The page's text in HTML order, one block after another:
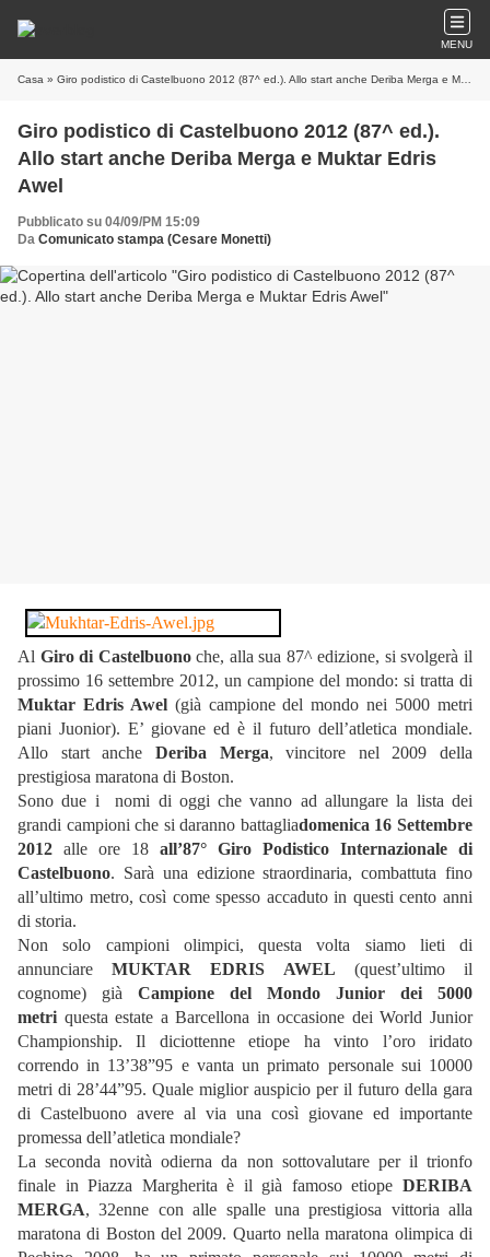
MENU
Casa » Giro podistico di Castelbuono 2012 (87^ ed.). Allo start anche Deriba Merga e Muktar Edris Awel
Giro podistico di Castelbuono 2012 (87^ ed.).
Allo start anche Deriba Merga e Muktar Edris
Awel
Pubblicato su 04/09/PM 15:09
Da Comunicato stampa (Cesare Monetti)
Al Giro di Castelbuonoche, alla sua 87^ edizione, si svolgerà il
prossimo 16 settembre 2012, un campione del mondo: si tratta di
Muktar Edris Awel(già campione del mondo nei 5000 metri
piani Juonior). E’ giovane ed è il futuro dell’atletica mondiale.
Allo start anche Deriba Merga, vincitore nel 2009 della
prestigiosa maratona di Boston.
Sono due i nomi di oggi che vanno ad allungare la lista dei
grandi campioni che si daranno battagliadomenica 16 Settembre
2012 alle ore 18 all’87° Giro Podistico Internazionale di
Castelbuono. Sarà una edizione straordinaria, combattuta fino
all’ultimo metro, così come spesso accaduto in questi cento anni
di storia.
Non solo campioni olimpici, questa volta siamo lieti di
annunciareMUKTAR EDRIS AWEL (quest’ultimo il
cognome) già Campione del Mondo Junior dei 5000
metri questa estate a Barcellona in occasione dei World Junior
Championship. Il diciottenne etiope ha vinto l’oro iridato
correndo in 13’38”95 e vanta un primato personale sui 10000
metri di 28’44”95. Quale miglior auspicio per il futuro della gara
di Castelbuono avere al via una così giovane ed importante
promessa dell’atletica mondiale?
La seconda novità odierna da non sottovalutare per il trionfo
finale in Piazza Margherita è il già famoso etiope DERIBA
MERGA, 32enne con alle spalle una prestigiosa vittoria alla
maratona di Boston del 2009. Quarto nella maratona olimpica di